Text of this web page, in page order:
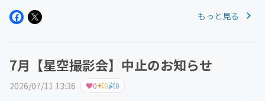
テーマにオンライン講座を開催しました^^ご参加くださ
もっと見る
7月【星空撮影会】中止のお知らせ
2026/07/11 13:36 0 0 0